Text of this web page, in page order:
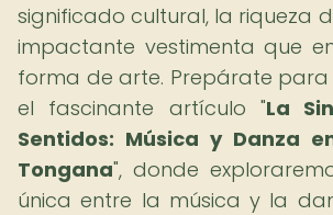
significado cultural, la riqueza
impactante vestimenta que
forma de arte. Prepárate
el fascinante artículo "La
Sentidos: Música y Danza
Tongana", donde
única entre la música y la